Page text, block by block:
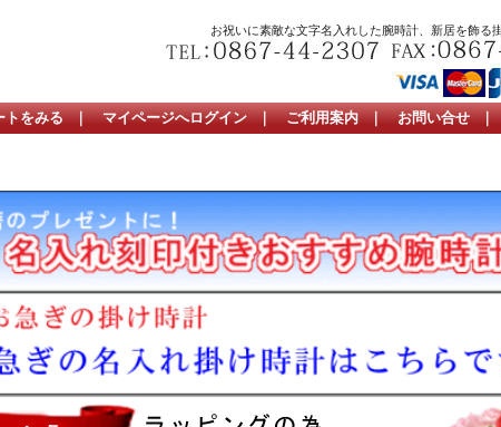
お祝いに素敵な文字名入れした腕時計、新居を飾る
トをみる ｜ マイページへログイン ｜ ご利用案内 ｜ お問い合せ ｜